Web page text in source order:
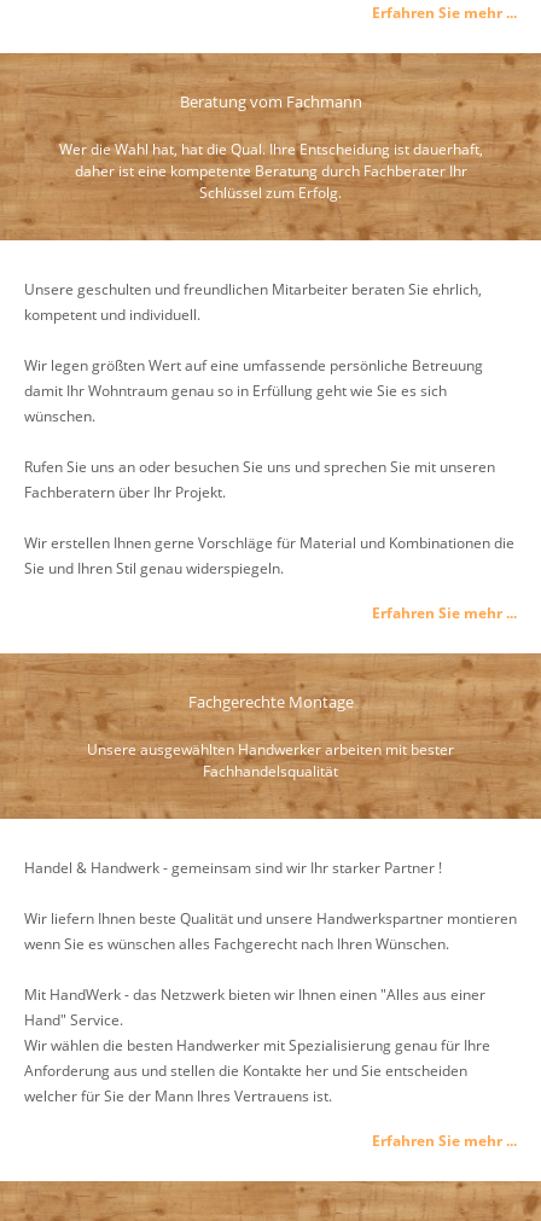
Erfahren Sie mehr ...
Beratung vom Fachmann
Wer die Wahl hat, hat die Qual. Ihre Entscheidung ist dauerhaft,
daher ist eine kompetente Beratung durch Fachberater Ihr
Schlüssel zum Erfolg.
Unsere geschulten und freundlichen Mitarbeiter beraten Sie ehrlich,
kompetent und individuell.
Wir legen größten Wert auf eine umfassende persönliche Betreuung
damit Ihr Wohntraum genau so in Erfüllung geht wie Sie es sich
wünschen.
Rufen Sie uns an oder besuchen Sie uns und sprechen Sie mit unseren
Fachberatern über Ihr Projekt.
Wir erstellen Ihnen gerne Vorschläge für Material und Kombinationen die
Sie und Ihren Stil genau widerspiegeln.
Erfahren Sie mehr ...
Fachgerechte Montage
Unsere ausgewählten Handwerker arbeiten mit bester
Fachhandelsqualität
Handel & Handwerk - gemeinsam sind wir Ihr starker Partner !
Wir liefern Ihnen beste Qualität und unsere Handwerkspartner montieren
wenn Sie es wünschen alles Fachgerecht nach Ihren Wünschen.
Mit HandWerk - das Netzwerk bieten wir Ihnen einen "Alles aus einer
Hand" Service.
Wir wählen die besten Handwerker mit Spezialisierung genau für Ihre
Anforderung aus und stellen die Kontakte her und Sie entscheiden
welcher für Sie der Mann Ihres Vertrauens ist.
Erfahren Sie mehr ...